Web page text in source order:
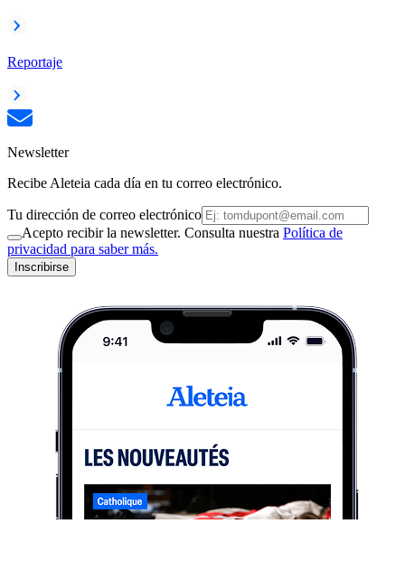
Reportaje
Newsletter
Recibe Aleteia cada día en tu correo electrónico.
Tu dirección de correo electrónico
Acepto recibir la newsletter. Consulta nuestra Política de
privacidad para saber más.
Inscribirse